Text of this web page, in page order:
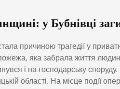
у Бубнівці
причиною трагедії у
яка забрала життя
і на господарську
області. На місце події